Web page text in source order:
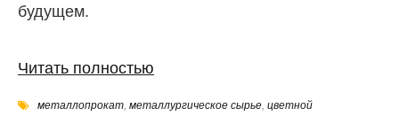
будущем.
Читать полностью
металлопрокат, металлургическое сырье, цветной